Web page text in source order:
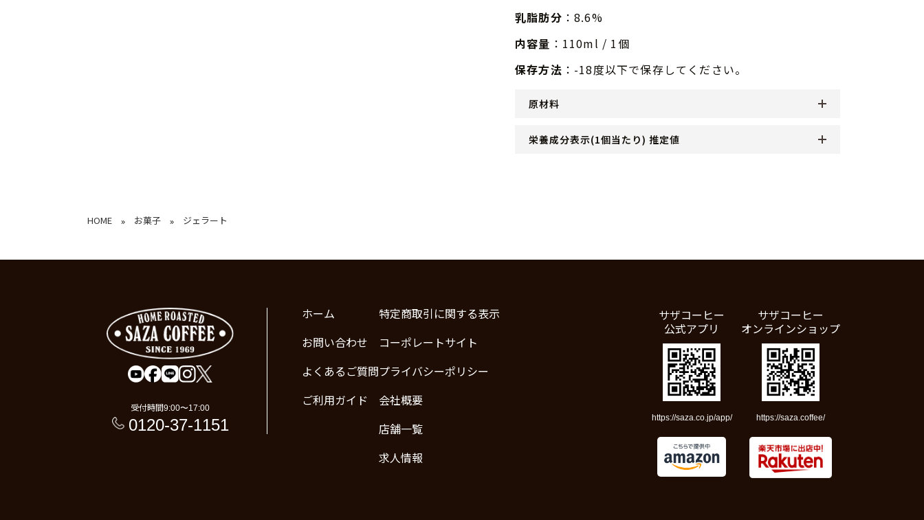
乳脂肪分 ：8.6%
内容量 ：110ml / 1個
保存方法 ：-18度以下で保存してください。
原材料
栄養成分表示(1個当たり) 推定値
HOME » お菓子 » ジェラート
受付時間9:00〜17:00
0120-37-1151
ホーム
お問い合わせ
よくあるご質問
ご利用ガイド
特定商取引に関する表示
コーポレートサイト
プライバシーポリシー
会社概要
店舗一覧
求人情報
サザコーヒー
公式アプリ
https://saza.co.jp/app/
サザコーヒー
オンラインショップ
https://saza.coffee/